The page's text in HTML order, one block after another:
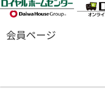
会員ページ